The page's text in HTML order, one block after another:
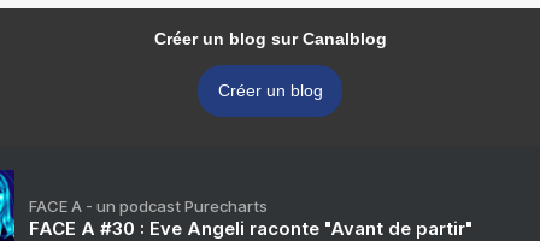
Créer un blog sur Canalblog
Créer un blog
FACE A - un podcast Purecharts
FACE A #30 : Eve Angeli raconte "Avant de partir"